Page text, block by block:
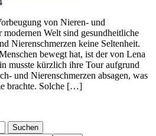
von Nieren- und
modernen Welt sind gesundheitliche
Nierenschmerzen keine Seltenheit.
bewegt hat, ist der von Lena
musste kürzlich ihre Tour aufgrund
und Nierenschmerzen absagen, was
brachte. Solche […]